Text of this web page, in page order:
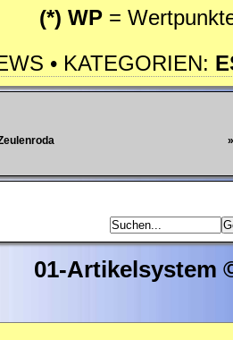
(*) WP=
• KATEGORIEN:
01-Artikelsystem